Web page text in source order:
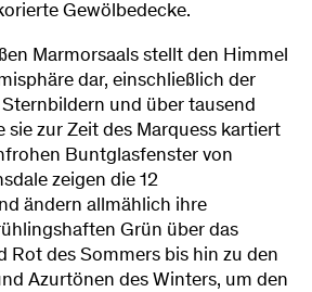
Gewölbedecke.
Marmorsaals stellt den Himmel
dar, einschließlich der
und über tausend
sie zur Zeit des Marquess kartiert
Buntglasfenster von
zeigen die 12
ändern allmählich ihre
Grün über das
Rot des Sommers bis hin zu den
Azurtönen des Winters, um den